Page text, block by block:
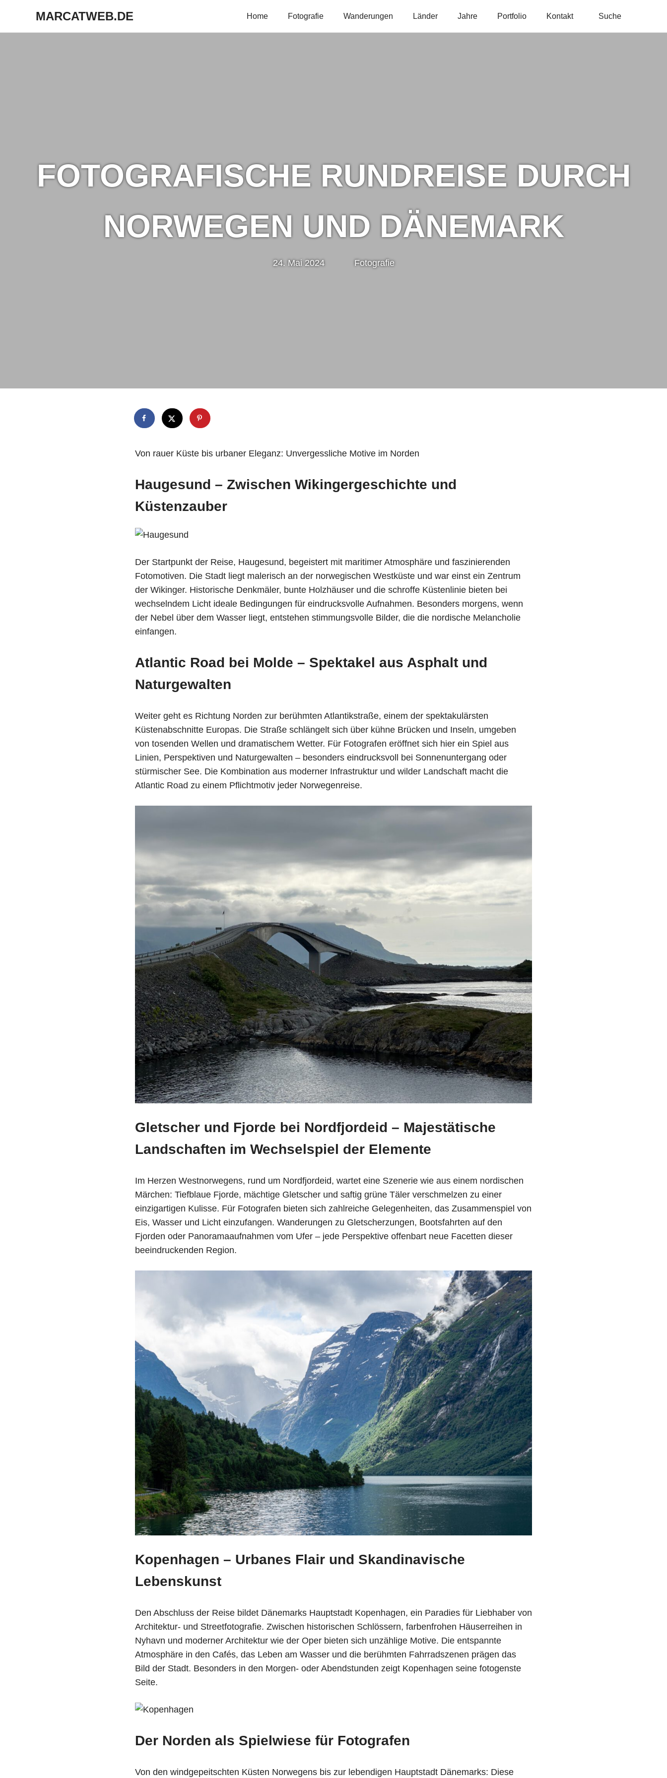
MARCATWEB.DE
Fotografie
Home Fotografie Wanderungen Länder Jahre Portfolio Kontakt Suche
FOTOGRAFISCHE RUNDREISE DURCH
NORWEGEN UND DÄNEMARK
24. Mai 2024 Marc
Fotografie
Von rauer Küste bis urbaner Eleganz: Unvergessliche Motive im Norden
Haugesund – Zwischen Wikingergeschichte und
Küstenzauber
Der Startpunkt der Reise, Haugesund, begeistert mit maritimer Atmosphäre und faszinierenden
Fotomotiven. Die Stadt liegt malerisch an der norwegischen Westküste und war einst ein Zentrum
der Wikinger. Historische Denkmäler, bunte Holzhäuser und die schroffe Küstenlinie bieten bei
wechselndem Licht ideale Bedingungen für eindrucksvolle Aufnahmen. Besonders morgens, wenn
der Nebel über dem Wasser liegt, entstehen stimmungsvolle Bilder, die die nordische Melancholie
einfangen.
Atlantic Road bei Molde – Spektakel aus Asphalt und
Naturgewalten
Weiter geht es Richtung Norden zur berühmten Atlantikstraße, einem der spektakulärsten
Küstenabschnitte Europas. Die Straße schlängelt sich über kühne Brücken und Inseln, umgeben
von tosenden Wellen und dramatischem Wetter. Für Fotografen eröffnet sich hier ein Spiel aus
Linien, Perspektiven und Naturgewalten – besonders eindrucksvoll bei Sonnenuntergang oder
stürmischer See. Die Kombination aus moderner Infrastruktur und wilder Landschaft macht die
Atlantic Road zu einem Pflichtmotiv jeder Norwegenreise.
Gletscher und Fjorde bei Nordfjordeid – Majestätische
Landschaften im Wechselspiel der Elemente
Im Herzen Westnorwegens, rund um Nordfjordeid, wartet eine Szenerie wie aus einem nordischen
Märchen: Tiefblaue Fjorde, mächtige Gletscher und saftig grüne Täler verschmelzen zu einer
einzigartigen Kulisse. Für Fotografen bieten sich zahlreiche Gelegenheiten, das Zusammenspiel von
Eis, Wasser und Licht einzufangen. Wanderungen zu Gletscherzungen, Bootsfahrten auf den
Fjorden oder Panoramaaufnahmen vom Ufer – jede Perspektive offenbart neue Facetten dieser
beeindruckenden Region.
Kopenhagen – Urbanes Flair und Skandinavische
Lebenskunst
Den Abschluss der Reise bildet Dänemarks Hauptstadt Kopenhagen, ein Paradies für Liebhaber von
Architektur- und Streetfotografie. Zwischen historischen Schlössern, farbenfrohen Häuserreihen in
Nyhavn und moderner Architektur wie der Oper bieten sich unzählige Motive. Die entspannte
Atmosphäre in den Cafés, das Leben am Wasser und die berühmten Fahrradszenen prägen das
Bild der Stadt. Besonders in den Morgen- oder Abendstunden zeigt Kopenhagen seine fotogenste
Seite.
Der Norden als Spielwiese für Fotografen
Von den windgepeitschten Küsten Norwegens bis zur lebendigen Hauptstadt Dänemarks: Diese